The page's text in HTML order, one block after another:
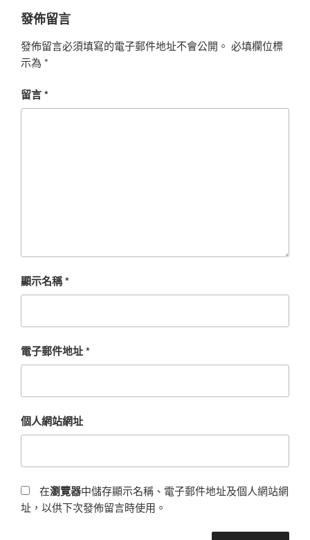
發佈留言
發佈留言必須填寫的電子郵件地址不會公開。 必填欄位標
示為 *
留言*
顯示名稱*
電子郵件地址*
個人網站網址
在瀏覽器中儲存顯示名稱、電子郵件地址及個人網站網
址，以供下次發佈留言時使用。